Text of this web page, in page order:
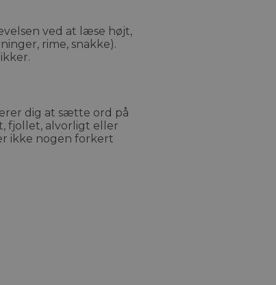
ved at læse højt,
rime, snakke).
dig at sætte ord på
fjollet, alvorligt eller
ikke nogen forkert